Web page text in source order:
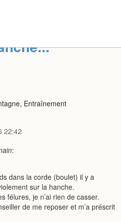
Entraînement
22:42
:
dans la corde (boulet) il y a
sur la hanche.
félures, je n’ai rien de casser.
de me reposer et m’a préscrit